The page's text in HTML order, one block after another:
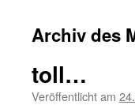
Archiv des
toll…
Veröffentlicht am